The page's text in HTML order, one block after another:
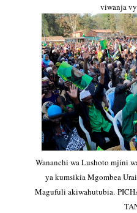
viwanja
Wananchi wa Lushoto mjini
ya kumsikia Mgombea
Magufuli akiwahutubia.